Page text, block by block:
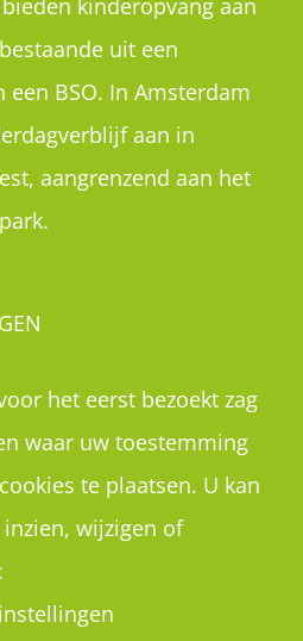
kinderopvang aan
uit een
BSO. In Amsterdam
aan in
aangrenzend aan het
het eerst bezoekt zag
waar uw toestemming
te plaatsen. U kan
wijzigen of